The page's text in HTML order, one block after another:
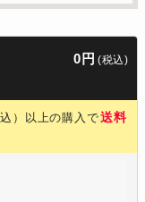
0円 (税込)
）以上の購入で送料